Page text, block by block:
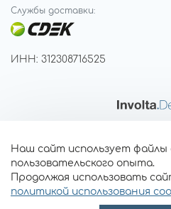
Службы доставки:
ИНН: 312308716525
Наш сайт использует файлы
пользовательского опыта.
Продолжая использовать
политикой использования